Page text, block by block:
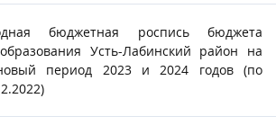
бюджетная роспись бюджета
Усть-Лабинский район на
период 2023 и 2024 годов (по